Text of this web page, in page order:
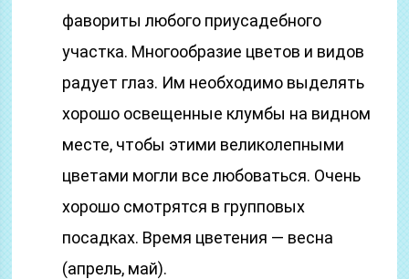
фавориты любого приусадебного
участка. Многообразие цветов и видов
радует глаз. Им необходимо выделять
хорошо освещенные клумбы на видном
месте, чтобы этими великолепными
цветами могли все любоваться. Очень
хорошо смотрятся в групповых
посадках. Время цветения — весна
(апрель, май).